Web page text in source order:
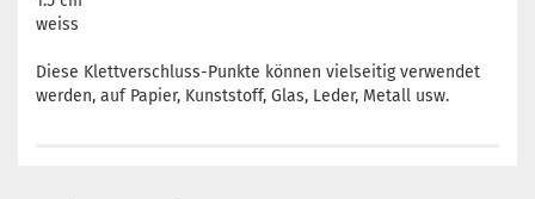
weiss
Diese Klettverschluss-Punkte können vielseitig verwendet
werden, auf Papier, Kunststoff, Glas, Leder, Metall usw.